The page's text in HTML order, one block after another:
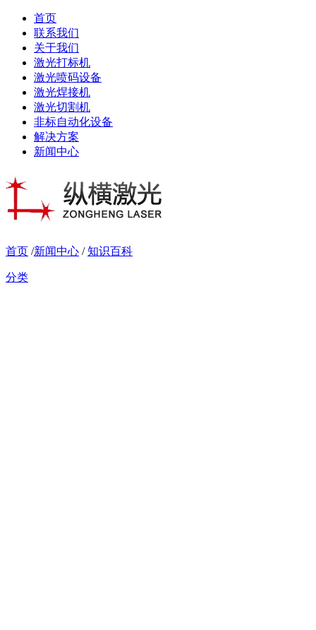
首页
联系我们
关于我们
激光打标机
激光喷码设备
激光焊接机
激光切割机
非标自动化设备
解决方案
新闻中心
首页 /新闻中心 /知识百科
分类